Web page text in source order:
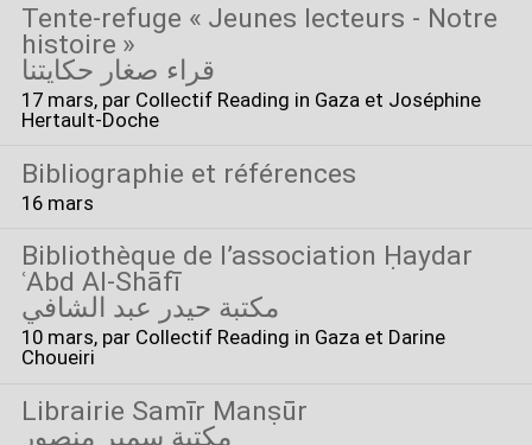
Tente-refuge « Jeunes lecteurs - Notre
histoire »
قراء صغار حكايتنا
17 mars, par Collectif Reading in Gaza et Joséphine
Hertault-Doche
Bibliographie et références
16 mars
Bibliothèque de l’association Ḥaydar
ʿAbd Al-Shāfī
مكتبة حيدر عبد الشافي
10 mars, par Collectif Reading in Gaza et Darine
Choueiri
Librairie Samīr Manṣūr
مكتبة سمير منصور